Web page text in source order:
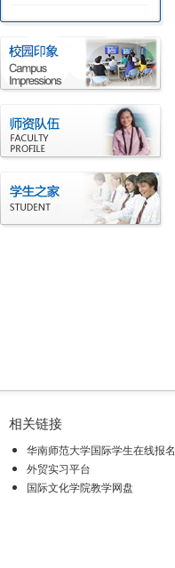
相关链接
华南师范大学国际学生在线报名
外贸实习平台
国际文化学院教学网盘